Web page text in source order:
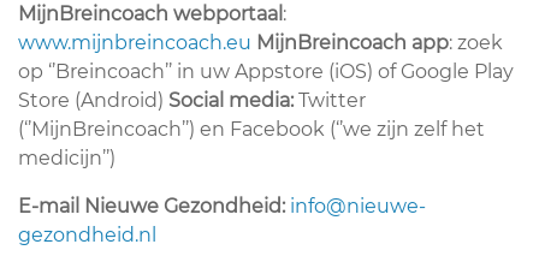
MijnBreincoach webportaal :
www.mijnbreincoach.eu MijnBreincoach app: zoek
op ‘’Breincoach’’ in uw Appstore (iOS) of Google Play
Store (Android) Social media: Twitter
(‘’MijnBreincoach’’) en Facebook (‘’we zijn zelf het
medicijn’’)
E-mail Nieuwe Gezondheid: info@nieuwe-
gezondheid.nl